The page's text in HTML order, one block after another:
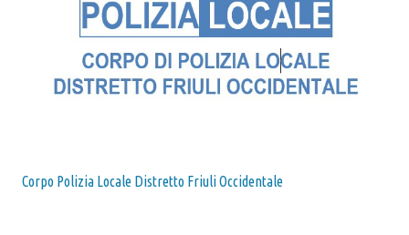
Corpo Polizia Locale Distretto Friuli Occidentale